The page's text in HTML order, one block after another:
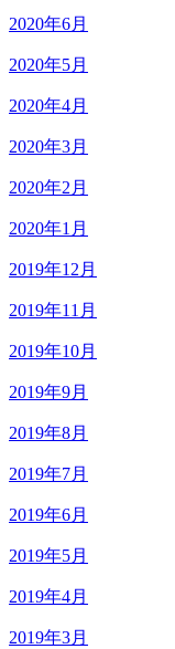
2020年6月
2020年5月
2020年4月
2020年3月
2020年2月
2020年1月
2019年12月
2019年11月
2019年10月
2019年9月
2019年8月
2019年7月
2019年6月
2019年5月
2019年4月
2019年3月